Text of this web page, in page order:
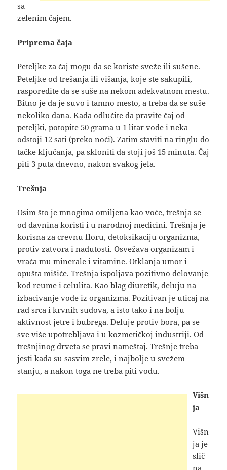
sa
zelenim čajem.
Priprema čaja
Peteljke za čaj mogu da se koriste sveže ili sušene.
Peteljke od trešanja ili višanja, koje ste sakupili,
rasporedite da se suše na nekom adekvatnom mestu.
Bitno je da je suvo i tamno mesto, a treba da se suše
nekoliko dana. Kada odlučite da pravite čaj od
peteljki, potopite 50 grama u 1 litar vode i neka
odstoji 12 sati (preko noći). Zatim staviti na ringlu do
tačke ključanja, pa skloniti da stoji još 15 minuta. Čaj
piti 3 puta dnevno, nakon svakog jela.
Trešnja
Osim što je mnogima omiljena kao voće, trešnja se
od davnina koristi i u narodnoj medicini. Trešnja je
korisna za crevnu floru, detoksikaciju organizma,
protiv zatvora i nadutosti. Osvežava organizam i
vraća mu minerale i vitamine. Otklanja umor i
opušta mišiće. Trešnja ispoljava pozitivno delovanje
kod reume i celulita. Kao blag diuretik, deluju na
izbacivanje vode iz organizma. Pozitivan je uticaj na
rad srca i krvnih sudova, a isto tako i na bolju
aktivnost jetre i bubrega. Deluje protiv bora, pa se
sve više upotrebljava i u kozmetičkoj industriji. Od
trešnjinog drveta se pravi nameštaj. Trešnje treba
jesti kada su sasvim zrele, i najbolje u svežem
stanju, a nakon toga ne treba piti vodu.
Višn
ja
Višn
ja je
slič